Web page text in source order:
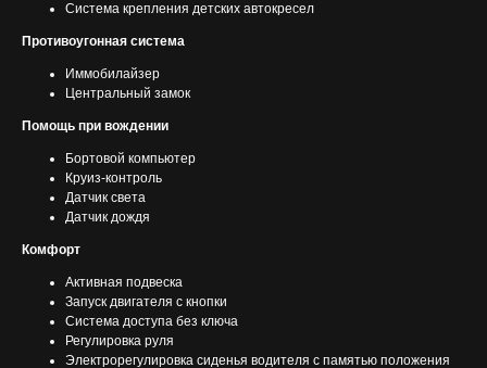
Система крепления детских автокресел
Противоугонная система
Иммобилайзер
Центральный замок
Помощь при вождении
Бортовой компьютер
Круиз-контроль
Датчик света
Датчик дождя
Комфорт
Активная подвеска
Запуск двигателя с кнопки
Система доступа без ключа
Регулировка руля
Электрорегулировка сиденья водителя с памятью положения